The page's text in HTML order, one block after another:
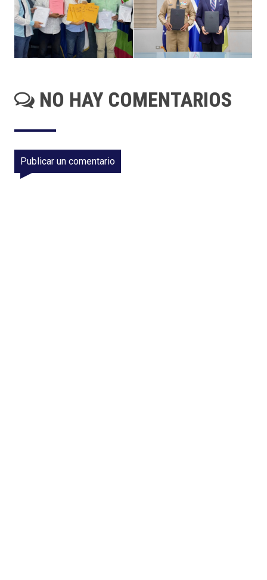
NO HAY COMENTARIOS
Publicar un comentario